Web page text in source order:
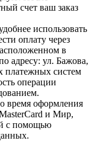
счет ваш заказ
использовать
оплату через
в
адресу: ул. Бажова,
систем
операции
время оформления
и Мир,
с помощью